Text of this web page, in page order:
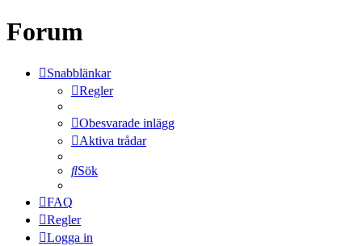
Forum
Snabblänkar
Regler
Obesvarade inlägg
Aktiva trådar
Sök
FAQ
Regler
Logga in